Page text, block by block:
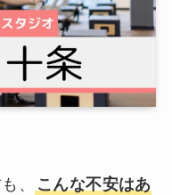
、
こんな不安はあ